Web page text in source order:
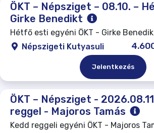
ÖKT – Népsziget – 08.10. –
Girke Benedikt
Hétfő esti egyéni ÖKT - Girke
Népszigeti Kutyasuli
Jelentkezés
ÖKT – Népsziget -
reggel - Majoros Tamás
Kedd reggeli egyéni ÖKT - Majoros